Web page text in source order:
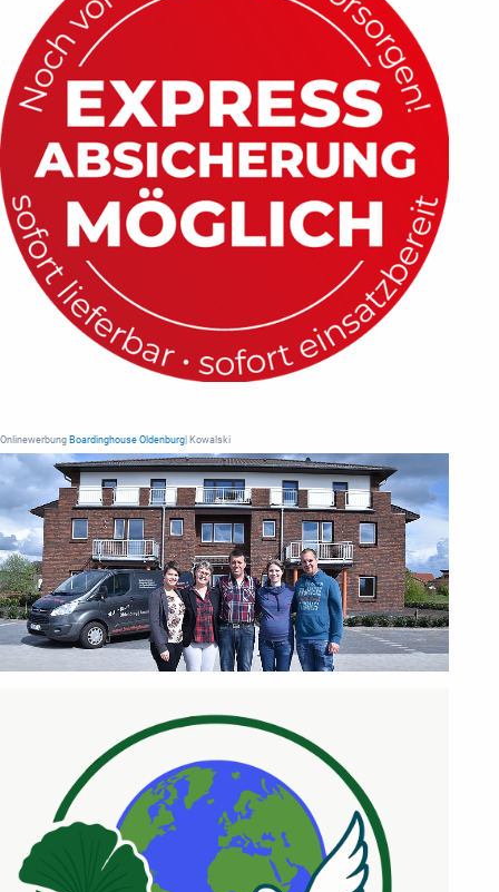
Onlinewerbung Boardinghouse Oldenburg | Kowalski